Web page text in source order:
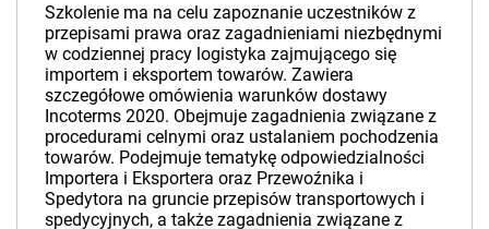
Szkolenie ma na celu zapoznanie uczestników z
przepisami prawa oraz zagadnieniami niezbędnymi
w codziennej pracy logistyka zajmującego się
importem i eksportem towarów. Zawiera
szczegółowe omówienia warunków dostawy
Incoterms 2020. Obejmuje zagadnienia związane z
procedurami celnymi oraz ustalaniem pochodzenia
towarów. Podejmuje tematykę odpowiedzialności
Importera i Eksportera oraz Przewoźnika i
Spedytora na gruncie przepisów transportowych i
spedycyjnych, a także zagadnienia związane z